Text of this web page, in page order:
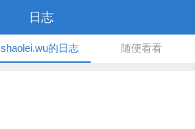
日志
shaolei.wu的日志 随便看看